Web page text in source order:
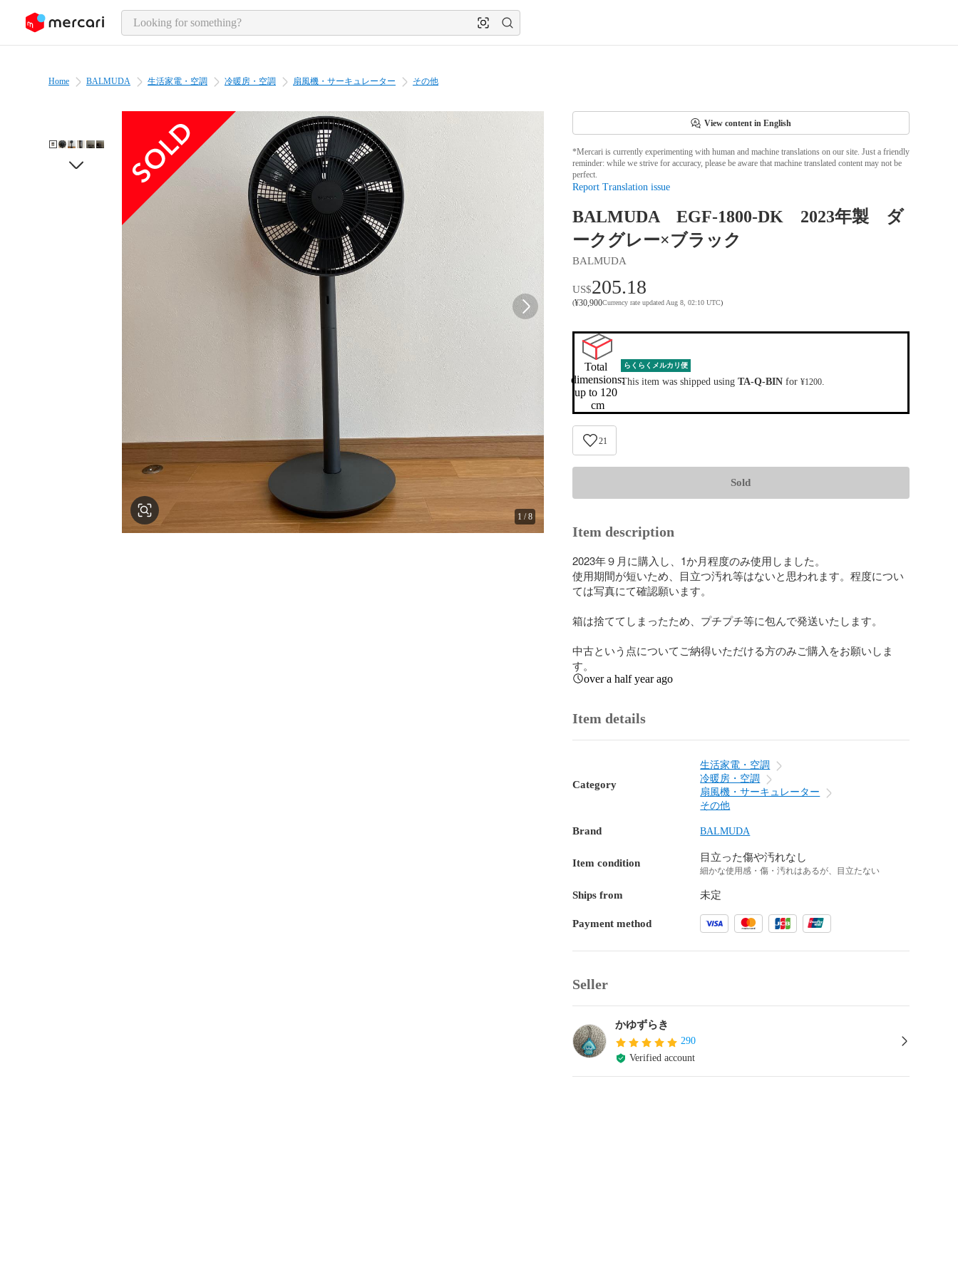
page content
Home BALMUDA 生活家電・空調 冷暖房・空調 扇風機・サーキュレーター その他
1/8
View content in English
*Mercari is currently experimenting with human and machine translations on our site. Just a friendly
reminder: while we strive for accuracy, please be aware that machine translated content may not be
perfect.
Report Translation issue
BALMUDA EGF-1800-DK 2023年製 ダ
ークグレー×ブラック
BALMUDA
US$205.18
(¥30,900Currency rate updated Aug 8, 02:10 UTC)
Total
dimensions:
up to 120
cm
らくらくメルカリ便
This item was shipped using TA-Q-BINfor ¥1200.
21
Sold
Item description
2023年９月に購入し、1か月程度のみ使用しました。
使用期間が短いため、目立つ汚れ等はないと思われます。程度につい
ては写真にて確認願います。
箱は捨ててしまったため、プチプチ等に包んで発送いたします。
中古という点についてご納得いただける方のみご購入をお願いしま
す。
over a half year ago
Item details
Category
生活家電・空調
冷暖房・空調
扇風機・サーキュレーター
その他
Brand BALMUDA
Item condition 目立った傷や汚れなし
細かな使用感・傷・汚れはあるが、目立たない
Ships from 未定
Payment method
Seller
かゆずらき
290
Verified account